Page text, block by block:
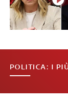
POLITICA: I